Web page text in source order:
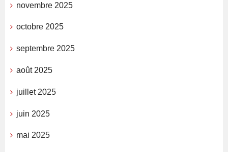
novembre 2025
octobre 2025
septembre 2025
août 2025
juillet 2025
juin 2025
mai 2025